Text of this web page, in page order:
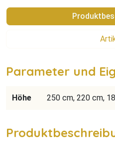
Parameter und
Höhe 250 cm, 220 cm,